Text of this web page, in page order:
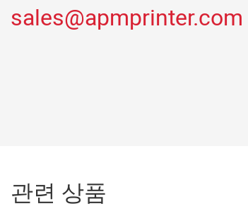
sales@apmprinter.com
관련 상품